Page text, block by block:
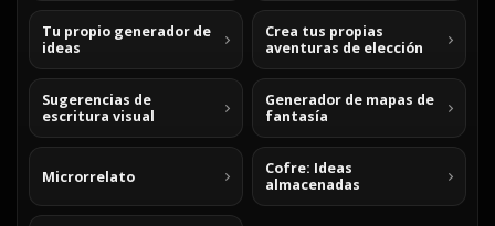
Tu propio generador de
ideas
Crea tus propias
aventuras de elección
Sugerencias de
escritura visual
Generador de mapas de
fantasía
Microrrelato
Cofre: Ideas
almacenadas